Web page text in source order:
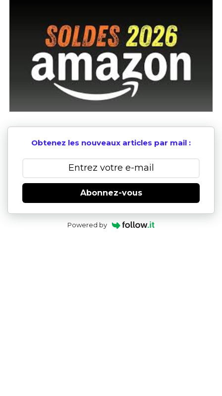
Obtenez les nouveaux articles par mail :
Abonnez-vous
Powered by